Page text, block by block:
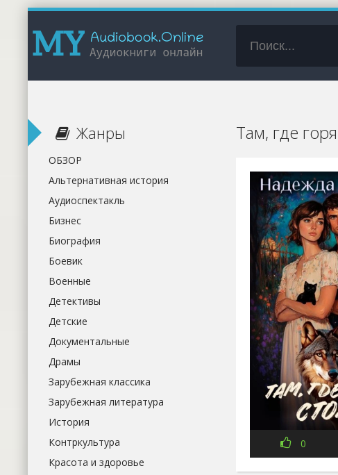
Там, где
0
Жанры
ОБЗОР
Альтернативная история
Аудиоспектакль
Бизнес
Биография
Боевик
Военные
Детективы
Детские
Документальные
Драмы
Зарубежная классика
Зарубежная литература
История
Контркультура
Красота и здоровье